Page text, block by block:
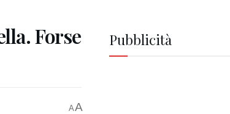
Forse
AA
Pubblicità